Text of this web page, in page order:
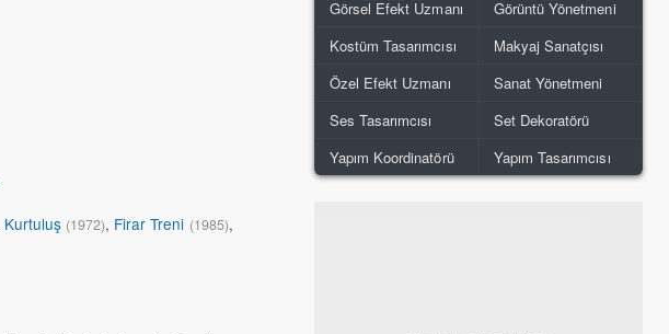
Kurtuluş (1972), Firar Treni (1985),
Görsel Efekt Uzmanı
Görüntü Yönetmeni
Kostüm Tasarımcısı
Makyaj Sanatçısı
Özel Efekt Uzmanı
Sanat Yönetmeni
Ses Tasarımcısı
Set Dekoratörü
Yapım Koordinatörü
Yapım Tasarımcısı